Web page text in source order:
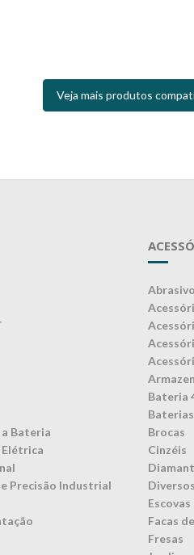
Veja mais produtos
Bateria
Precisão Industrial
Bateria
Brocas
Cinzéis
Diversos
Escovas
Facas
Fresas